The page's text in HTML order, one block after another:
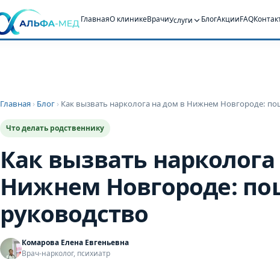
ГлавнаяО клиникеВрачиУслуги БлогАкцииFAQ
Главная › Блог › Как вызвать нарколога на дом в Нижнем Новгороде:
Что делать родственнику
Как вызвать
Нижнем Новгороде:
руководство
Комарова Елена Евгеньевна
Врач-нарколог, психиатр